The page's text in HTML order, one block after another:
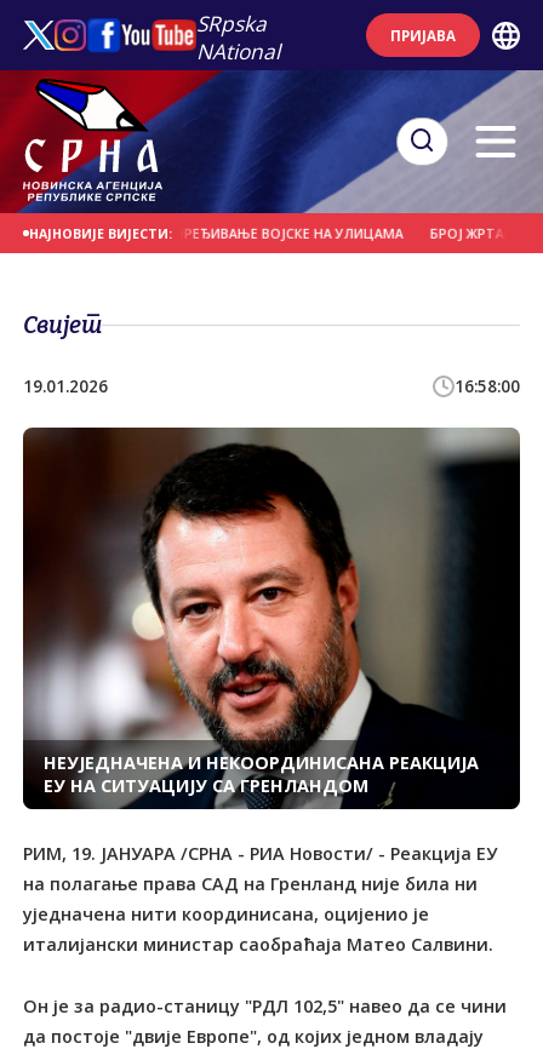
SRpska
NAtional
ПРИЈАВА
НАЈНОВИЈЕ ВИЈЕСТИ:
СЕУТЕ ТРАЖИ РАСПОРЕЂИВАЊЕ ВОЈСКЕ НА УЛИЦАМА БРОЈ ЖРТАВА
Свијет
19.01.2026 16:58:00
НЕУЈЕДНАЧЕНА И НЕКООРДИНИСАНА РЕАКЦИЈА
ЕУ НА СИТУАЦИЈУ СА ГРЕНЛАНДОМ
РИМ, 19. ЈАНУАРА /СРНА - РИА Новости/ - Реакција ЕУ
на полагање права САД на Гренланд није била ни
уједначена нити координисана, оцијенио је
италијански министар саобраћаја Матео Салвини.
Он је за радио-станицу "РДЛ 102,5" навео да се чини
да постоје "двије Европе", од којих једном владају